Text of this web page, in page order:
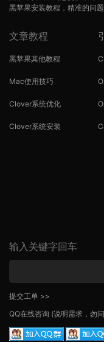
黑苹果安装教程，精准的问
文章教程
黑苹果其他教程
Mac使用技巧
Clover系统优化
Clover系统安装
输入关键字回车
提交工单 >>
QQ在线咨询 (说明需求，勿